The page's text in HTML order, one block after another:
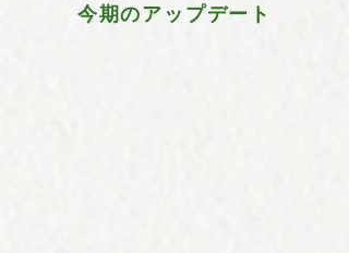
今期のアップデート